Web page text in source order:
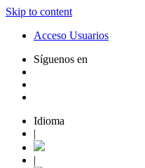
Skip to content
Acceso Usuarios
Síguenos en
Idioma
|
|